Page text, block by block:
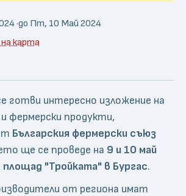
·до Пт, 10 Май 2024
карта
готви интересно изложение на
фермерски продукти,
Българския фермерски съюз
ще се проведе на 9 и 10 май
площад "Тройката" в Бургас.
от региона имат